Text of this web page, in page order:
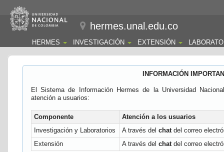
hermes.unal.edu.co
HERMES INVESTIGACIÓN EXTENSIÓN
INFORMACIÓN
El Sistema de Información Hermes de la Universidad
atención a usuarios:
Componente
Atención a los usuarios
Investigación y Laboratorios
A través del chatdel correo
Extensión
A través del chatdel correo